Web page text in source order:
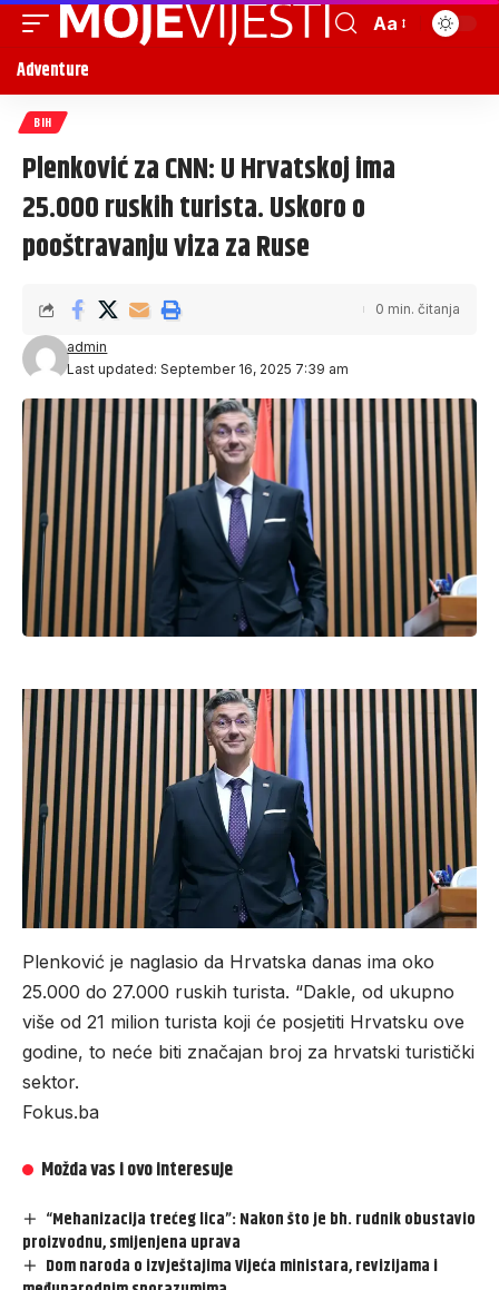
Aa
Adventure
BIH
Plenković za CNN: U Hrvatskoj ima
25.000 ruskih turista. Uskoro o
pooštravanju viza za Ruse
Last updated: September 16, 2025 7:39 am
admin
0 min. čitanja
Plenković je naglasio da Hrvatska danas ima oko
25.000 do 27.000 ruskih turista. “Dakle, od ukupno
više od 21 milion turista koji će posjetiti Hrvatsku ove
godine, to neće biti značajan broj za hrvatski turistički
sektor.
Fokus.ba
Možda vas i ovo interesuje
“Mehanizacija trećeg lica”: Nakon što je bh. rudnik obustavio
proizvodnu, smijenjena uprava
Dom naroda o izvještajima Vijeća ministara, revizijama i